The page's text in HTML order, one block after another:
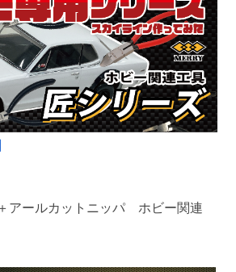
アールカットニッパ ホビー関連